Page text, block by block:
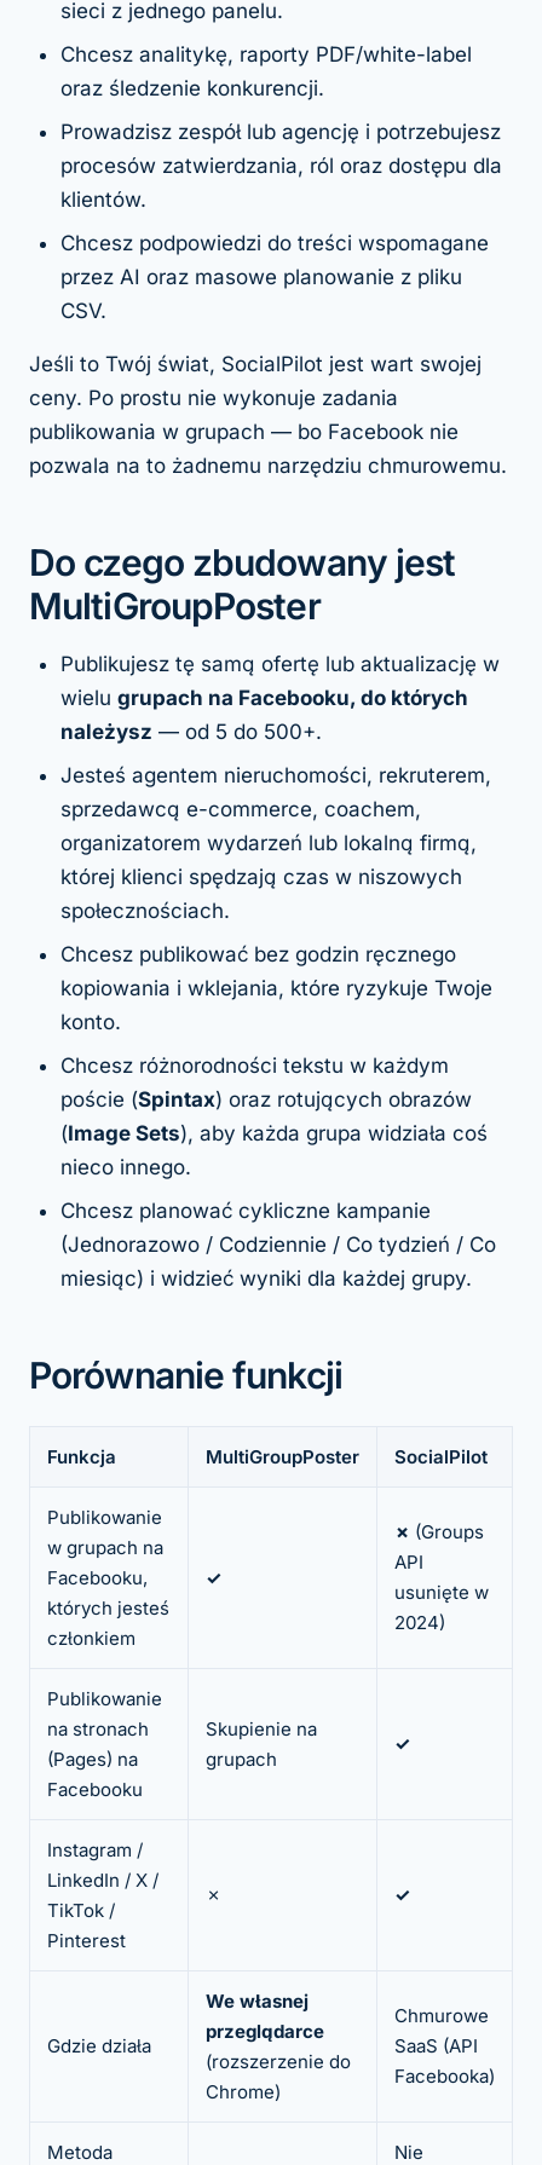
sieci z jednego panelu.
Chcesz analitykę, raporty PDF/white-label
oraz śledzenie konkurencji.
Prowadzisz zespół lub agencję i potrzebujesz
procesów zatwierdzania, ról oraz dostępu dla
klientów.
Chcesz podpowiedzi do treści wspomagane
przez AI oraz masowe planowanie z pliku
CSV.
Jeśli to Twój świat, SocialPilot jest wart swojej
ceny. Po prostu nie wykonuje zadania
publikowania w grupach — bo Facebook nie
pozwala na to żadnemu narzędziu chmurowemu.
Do czego zbudowany jest
MultiGroupPoster
Publikujesz tę samą ofertę lub aktualizację w
wielu grupach na Facebooku, do których
należysz — od 5 do 500+.
Jesteś agentem nieruchomości, rekruterem,
sprzedawcą e-commerce, coachem,
organizatorem wydarzeń lub lokalną firmą,
której klienci spędzają czas w niszowych
społecznościach.
Chcesz publikować bez godzin ręcznego
kopiowania i wklejania, które ryzykuje Twoje
konto.
Chcesz różnorodności tekstu w każdym
poście (Spintax) oraz rotujących obrazów
(Image Sets), aby każda grupa widziała coś
nieco innego.
Chcesz planować cykliczne kampanie
(Jednorazowo / Codziennie / Co tydzień / Co
miesiąc) i widzieć wyniki dla każdej grupy.
Porównanie funkcji
Funkcja MultiGroupPoster SocialPilot
Publikowanie
w grupach na
Facebooku,
których jesteś
członkiem
✓
✗ (Groups
API
usunięte w
2024)
Publikowanie
na stronach
(Pages) na
Facebooku
Skupienie na
grupach
✓
Instagram /
LinkedIn / X /
TikTok /
Pinterest
✗ ✓
Gdzie działa
We własnej
przeglądarce
(rozszerzenie do
Chrome)
Chmurowe
SaaS (API
Facebooka)
Metoda
Nie